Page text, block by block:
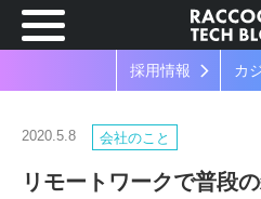
採用情報 カ
2020.5.8 会社のこと
リモートワークで普段